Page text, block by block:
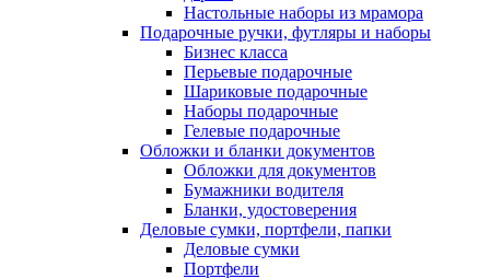
Настольные наборы из мрамора
Подарочные ручки, футляры и наборы
Бизнес класса
Перьевые подарочные
Шариковые подарочные
Наборы подарочные
Гелевые подарочные
Обложки и бланки документов
Обложки для документов
Бумажники водителя
Бланки, удостоверения
Деловые сумки, портфели, папки
Деловые сумки
Портфели